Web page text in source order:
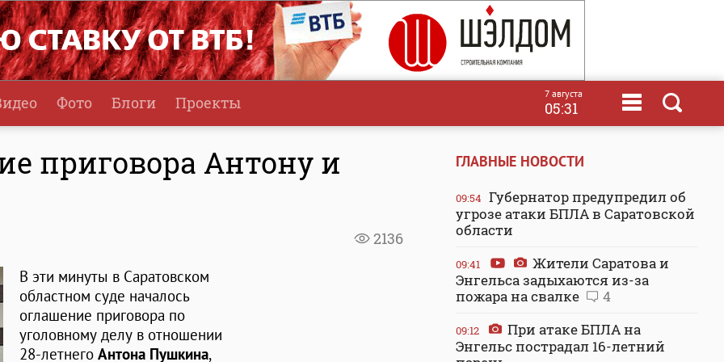
Фото Блоги Проекты 7 августа
05:31
приговора Антону и
2136
В эти минуты в Саратовском
областном суде началось
оглашение приговора по
уголовному делу в отношении
28-летнего Антона Пушкина,
ГЛАВНЫЕ НОВОСТИ
09:54 Губернатор предупредил об
угрозе атаки БПЛА в Саратовской
области
09:41
Жители Саратова и
Энгельса задыхаются из-за
пожара на свалке
4
09:12
При атаке БПЛА на
Энгельс пострадал 16-летний